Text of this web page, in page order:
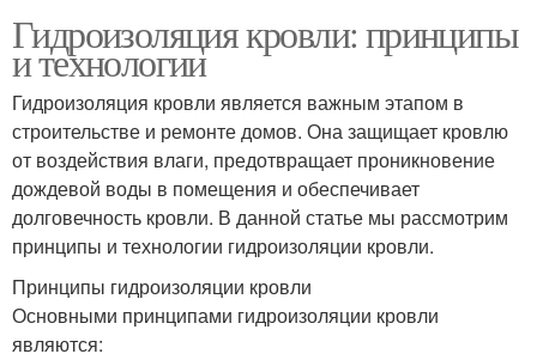
Гидроизоляция кровли: принципы
и технологии
Гидроизоляция кровли является важным этапом в
строительстве и ремонте домов. Она защищает кровлю
от воздействия влаги, предотвращает проникновение
дождевой воды в помещения и обеспечивает
долговечность кровли. В данной статье мы рассмотрим
принципы и технологии гидроизоляции кровли.
Принципы гидроизоляции кровли
Основными принципами гидроизоляции кровли
являются: